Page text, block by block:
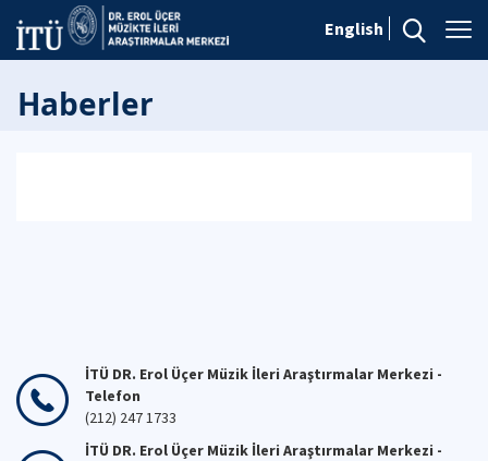
English
Haberler
İTÜ DR. Erol Üçer Müzik İleri Araştırmalar Merkezi -
Telefon
(212) 247 1733
İTÜ DR. Erol Üçer Müzik İleri Araştırmalar Merkezi -